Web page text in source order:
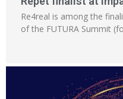
Re4real is among the
of the FUTURA Summit